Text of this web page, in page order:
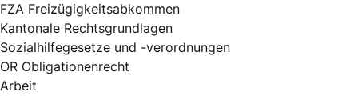
FZA Freizügigkeitsabkommen
Kantonale Rechtsgrundlagen
Sozialhilfegesetze und -verordnungen
OR Obligationenrecht
Arbeit